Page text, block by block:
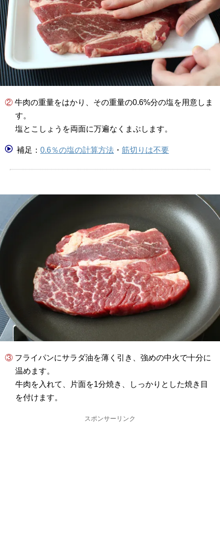
② 牛肉の重量をはかり、その重量の0.6%分の塩を用意しま
す。
塩とこしょうを両面に万遍なくまぶします。
補足： 0.6％の塩の計算方法 ・ 筋切りは不要
③ フライパンにサラダ油を薄く引き、強めの中火で十分に
温めます。
牛肉を入れて、片面を1分焼き、しっかりとした焼き目
を付けます。
スポンサーリンク